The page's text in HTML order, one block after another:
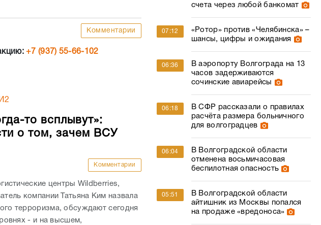
Комментарии
+7 (937) 55-66-102
то всплывут»:
о том, зачем ВСУ
Комментарии
центры Wildberries,
компании Татьяна Ким назвала
терроризма, обсуждают сегодня
- и на высшем,
счета через любой банкомат
07:12
«Ротор» против «Челябинска» –
шансы, цифры и ожидания
06:36
В аэропорту Волгограда на 13
часов задерживаются
сочинские авиарейсы
06:18
В СФР рассказали о правилах
расчёта размера больничного
для волгоградцев
06:04
В Волгоградской области
отменена восьмичасовая
беспилотная опасность
05:51
В Волгоградской области
айтишник из Москвы попался
на продаже «вредоноса»